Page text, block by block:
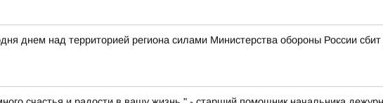
днем над территорией региона силами Министерства обороны России